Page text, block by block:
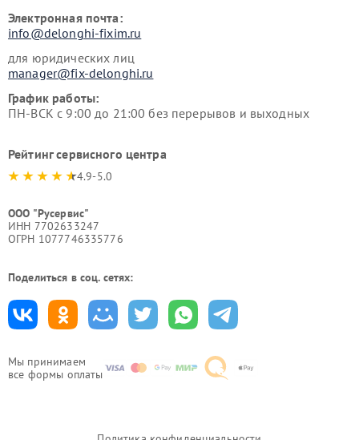
Мы принимаем
все формы оплаты
Электронная почта:
info@delonghi-fixim.ru
для юридических лиц
manager@fix-delonghi.ru
График работы:
ПН-ВСК с 9:00 до 21:00 без перерывов и выходных
Рейтинг сервисного центра
4.9-5.0
ООО "Русервис"
ИНН 7702633247
ОГРН 1077746335776
Поделиться в соц. сетях: